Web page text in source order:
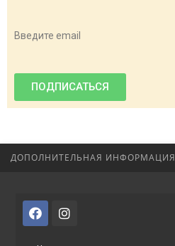
Введите email
ПОДПИСАТЬСЯ
ДОПОЛНИТЕЛЬНАЯ ИНФОРМАЦИЯ